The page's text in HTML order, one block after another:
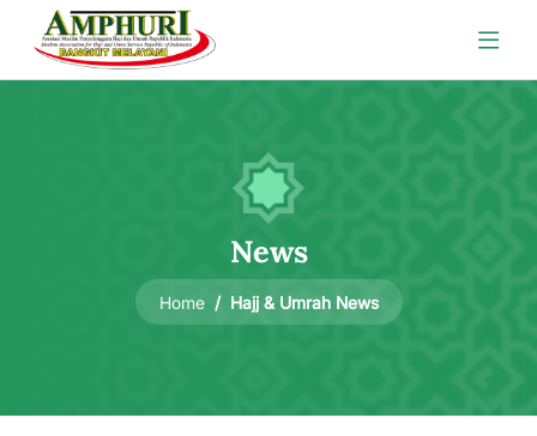
News
Home Hajj & Umrah News